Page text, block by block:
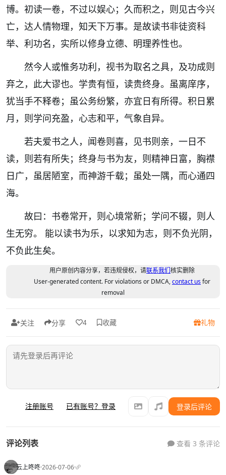
博。初读一卷，不过以娱心；久而积之，则见古今兴
亡，达人情物理，知天下万事。是故读书非徒资科
举、利功名，实所以修身立德、明理养性也。
然今人或惟务功利，视书为取名之具，及功成则
弃之，此大谬也。学贵有恒，读贵终身。虽离庠序，
犹当手不释卷；虽公务纷繁，亦宜日有所得。积日累
月，则学问充盈，心志和平，气象自异。
若夫爱书之人，闻卷则喜，见书则亲，一日不
读，则若有所失；终身与书为友，则精神日富，胸襟
日广，虽居陋室，而神游千载；虽处一隅，而心通四
海。
故曰： 书卷常开，则心境常新；学问不辍，则人
生无穷。
能以读书为乐，以求知为志，则不负光阴，
不负此生矣。
用户原创内容分享，若违规侵权，请联系我们核实删除
User-generated content. For violations or DMCA,contact usfor
removal
关注 分享 4 收藏 礼物
注册账号 已有账号？登录 登录后评论
评论列表 查看 3 条评论
云上咚咚·2026-07-06·